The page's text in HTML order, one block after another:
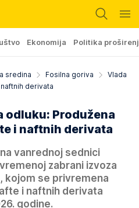
Ekonomija Politika
sredina Fosilna goriva
Vlada
derivata
odluku: Produžena
i naftnih derivata
vanrednoj sednici
zabrani izvoza
kojom se privremena
i naftnih derivata
godine.